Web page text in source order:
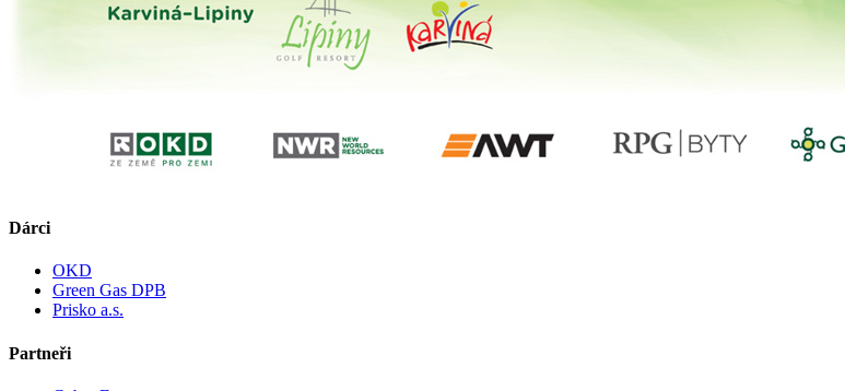
Dárci
OKD
Green Gas DPB
Prisko a.s.
Partneři